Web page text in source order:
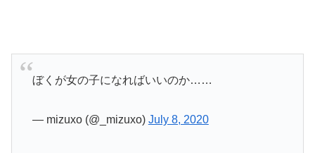
ぼくが女の子になればいいのか……
— mizuxo (@_mizuxo) July 8, 2020